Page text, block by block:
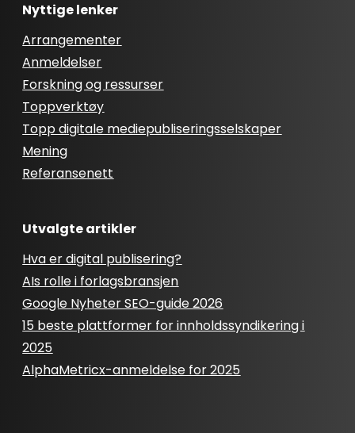
Nyttige lenker
Arrangementer
Anmeldelser
Forskning og ressurser
Toppverktøy
Topp digitale mediepubliseringsselskaper
Mening
Referansenett
Utvalgte artikler
Hva er digital publisering?
AIs rolle i forlagsbransjen
Google Nyheter SEO-guide 2026
15 beste plattformer for innholdssyndikering i
2025
AlphaMetricx-anmeldelse for 2025